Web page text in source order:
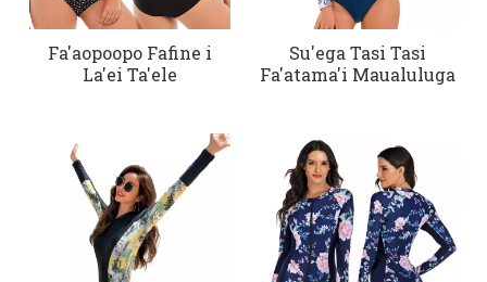
Fa'aopoopo Fafine i
La'ei Ta'ele
Su'ega Tasi Tasi
Fa'atama'i Maualuluga